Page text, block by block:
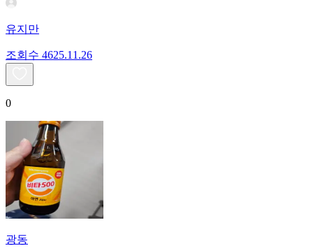
유지만
조회수 4625.11.26
0
광동